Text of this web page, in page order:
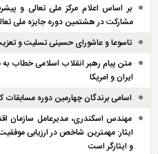
بر اساس اعلام مرکز ملی تعالی و
مشارکت در هشتمین دوره جایزه ملی
تاسوعا و عاشورای حسینی تسلیت و
متن پیام رهبر انقلاب اسلامی خطاب به
ایران و امریکا
اسامی برندگان چهارمین دوره مسابقات
مهندس اسکندری، مدیرعامل سازمان
ایثار: مهمترین شاخص در ارزیابی
و ایثارگر است